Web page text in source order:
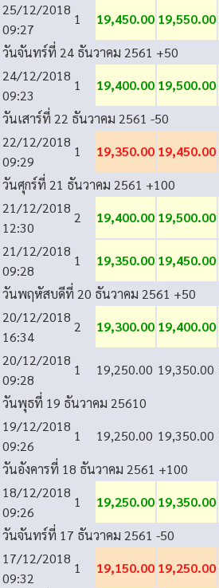
25/12/2018
09:27
1 19,450.00 19,550.00
วันจันทร์ที่ 24 ธันวาคม 2561 +50
24/12/2018
09:23
1 19,400.00 19,500.00
วันเสาร์ที่ 22 ธันวาคม 2561 -50
22/12/2018
09:29
1 19,350.00 19,450.00
วันศุกร์ที่ 21 ธันวาคม 2561 +100
21/12/2018
12:30
2 19,400.00 19,500.00
21/12/2018
09:28
1 19,350.00 19,450.00
วันพฤหัสบดีที่ 20 ธันวาคม 2561 +50
20/12/2018
16:34
2 19,300.00 19,400.00
20/12/2018
09:28
1 19,250.00 19,350.00
วันพุธที่ 19 ธันวาคม 25610
19/12/2018
09:26
1 19,250.00 19,350.00
วันอังคารที่ 18 ธันวาคม 2561 +100
18/12/2018
09:26
1 19,250.00 19,350.00
วันจันทร์ที่ 17 ธันวาคม 2561 -50
17/12/2018
09:32
1 19,150.00 19,250.00